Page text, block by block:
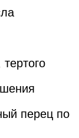
перец по